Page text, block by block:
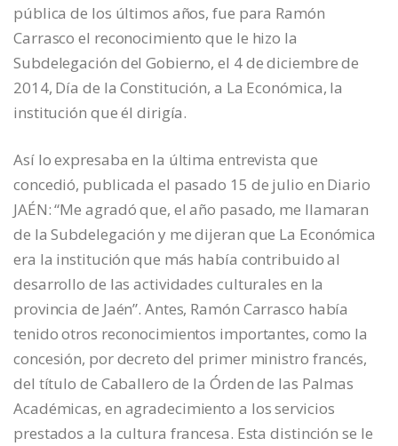
pública de los últimos años, fue para Ramón
Carrasco el reconocimiento que le hizo la
Subdelegación del Gobierno, el 4 de diciembre de
2014, Día de la Constitución, a La Económica, la
institución que él dirigía.
Así lo expresaba en la última entrevista que
concedió, publicada el pasado 15 de julio en Diario
JAÉN: “Me agradó que, el año pasado, me llamaran
de la Subdelegación y me dijeran que La Económica
era la institución que más había contribuido al
desarrollo de las actividades culturales en la
provincia de Jaén”. Antes, Ramón Carrasco había
tenido otros reconocimientos importantes, como la
concesión, por decreto del primer ministro francés,
del título de Caballero de la Órden de las Palmas
Académicas, en agradecimiento a los servicios
prestados a la cultura francesa. Esta distinción se le